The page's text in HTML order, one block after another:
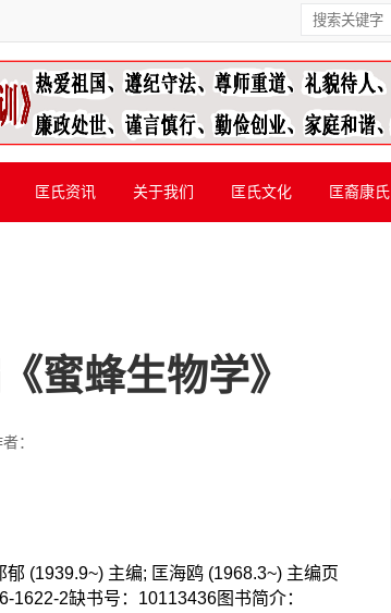
匡氏资讯 关于我们 匡氏文化 匡裔康氏
蜜蜂生物学》
：
(1939.9~) 主编; 匡海鸥 (1968.3~) 主编页
1622-2缺书号： 10113436图书简介：